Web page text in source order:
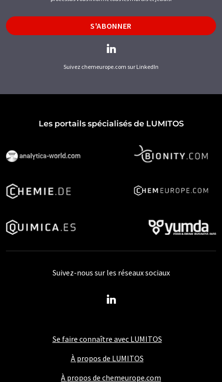
S'ABONNER
Suivez chemeurope.com sur LinkedIn
Les portails spécialisés de LUMITOS
Se faire connaître avec LUMITOS
À propos de LUMITOS
À propos de chemeurope.com
Suivez-nous sur les réseaux sociaux